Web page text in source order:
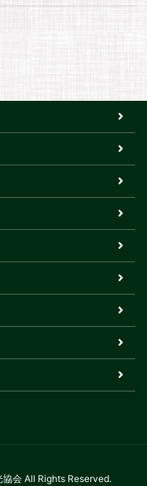
会 All Rights Reserved.